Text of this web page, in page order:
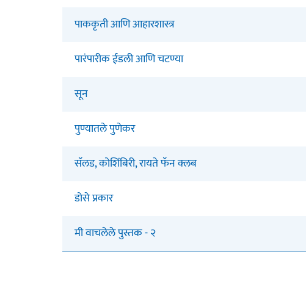
पाककृती आणि आहारशास्त्र
पारंपारीक ईडली आणि चटण्या
सून
पुण्यातले पुणेकर
सॅलड, कोशिंबिरी, रायते फॅन क्लब
डोसे प्रकार
मी वाचलेले पुस्तक - २